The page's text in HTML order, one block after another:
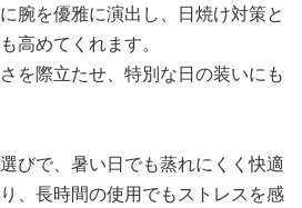
腕を優雅に演出し、日焼け対策と
高めてくれます。
を際立たせ、特別な日の装いにも
びで、暑い日でも蒸れにくく快適
、長時間の使用でもストレスを感